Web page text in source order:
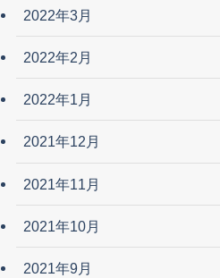
2022年3月
2022年2月
2022年1月
2021年12月
2021年11月
2021年10月
2021年9月